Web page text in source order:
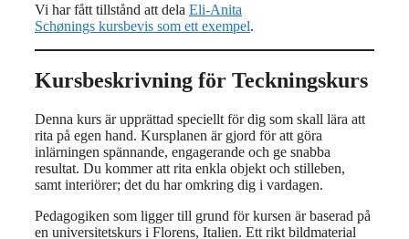
Vi har fått tillstånd att dela Eli-Anita
Schønings kursbevis som ett exempel.
Kursbeskrivning för Teckningskurs
Denna kurs är upprättad speciellt för dig som skall lära att
rita på egen hand. Kursplanen är gjord för att göra
inlärningen spännande, engagerande och ge snabba
resultat. Du kommer att rita enkla objekt och stilleben,
samt interiörer; det du har omkring dig i vardagen.
Pedagogiken som ligger till grund för kursen är baserad på
en universitetskurs i Florens, Italien. Ett rikt bildmaterial